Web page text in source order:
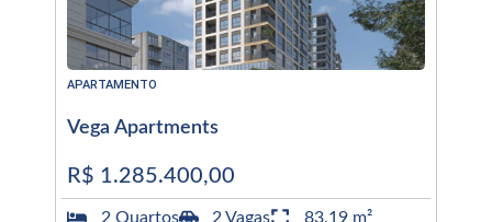
APARTAMENTO
Vega Apartments
R$ 1.285.400,00
2 Quartos 2 Vagas
83.19 m²